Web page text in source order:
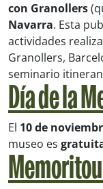
con Granollers
Navarra. Esta
actividades
Granollers,
seminario
Día de la
El 10 de
museo es